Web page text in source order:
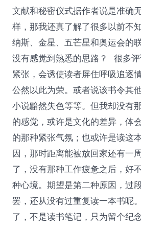
文献和秘密仪式据作者说是准确
样，那我还真了解了很多以前不
纳斯、金星、五芒星和奥运会的
没有感觉到熟悉的思路？ 很多
紧张，会诱使读者屏住呼吸追逐
公然以此为荣。或者说该书令其
小说黯然失色等等。但我却没有
的感觉，或许是文化的差异，体
的那种紧张气氛；也或许是读这
因，那时距离能被放回家还有一
了，没有那种工作疲惫之后，好
种心境。期望是第二种原因，过
罢，还从没有过重复读一本书呢
了，不是读书笔记，只为留个纪念